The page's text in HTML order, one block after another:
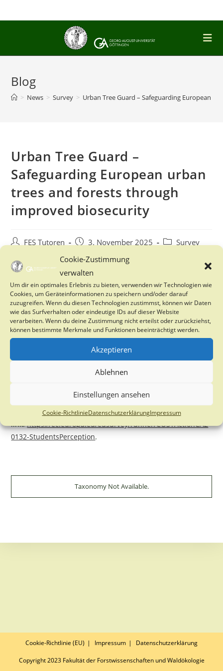
Cookie-Zustimmung
verwalten
Um dir ein optimales Erlebnis zu bieten, verwenden wir Technologien wie
Cookies, um Geräteinformationen zu speichern und/oder darauf
zuzugreifen. Wenn du diesen Technologien zustimmst, können wir Daten
wie das Surfverhalten oder eindeutige IDs auf dieser Website
verarbeiten. Wenn du deine Zustimmung nicht erteilst oder zurückziehst,
können bestimmte Merkmale und Funktionen beeinträchtigt werden.
Akzeptieren
Ablehnen
Einstellungen ansehen
Cookie-RichtlinieDatenschutzerklärungImpressum
to
Blog
> News > Survey > Urban Tree Guard – Safeguarding European
Urban Tree Guard –
Safeguarding European urban
trees and forests through
improved biosecurity
PostFES Tutoren
Post3. November 2025
PostSurvey
A survey is being conducted as part of the European COST
Action (CA20132) „Urban Tree Guard – Safeguarding
European urban trees and forests through improved
biosecurity“(Website)to explore challenges facing urban
trees, including threats from pests and diseases. The
survey invitesuniversity (Bachelor and Master) and post-
university students, including PhD candidates
their views and experiences on urban tree biosecurity. Your
input will help provide valuable insights into the
perceptions, attitudes, and priorities of the next generation
of researchers and professionals. The questionnaire can be
accessed and completed via the following
link:https://ec.europa.eu/eusurvey/runner/COSTActionCA2
0132-StudentsPerception.
Taxonomy Not Available.
Cookie-Richtlinie (EU) Impressum Datenschutzerklärung
Copyright 2023 Fakultät der Forstwissenschaften und Waldökologie